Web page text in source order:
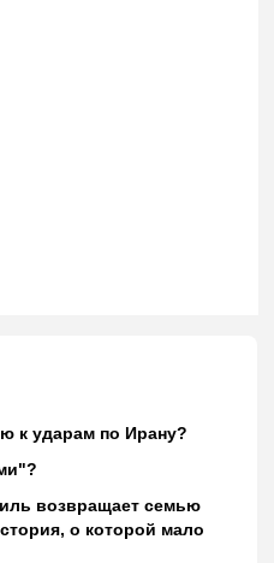
к ударам по Ирану?
возвращает семью
о которой мало